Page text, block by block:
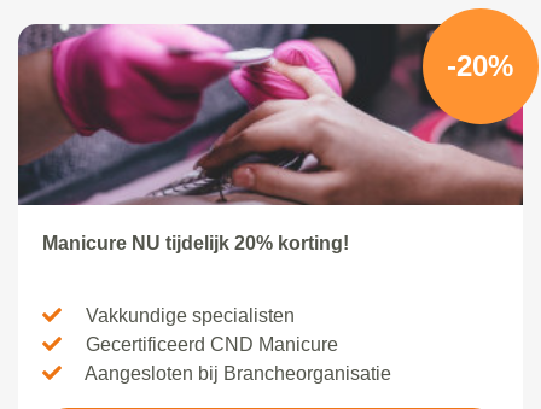
-20%
Manicure NU tijdelijk 20% korting!
Vakkundige specialisten
Gecertificeerd CND Manicure
Aangesloten bij Brancheorganisatie